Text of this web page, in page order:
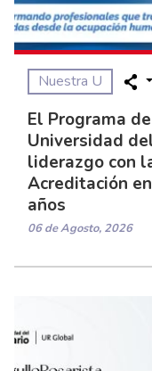
Nuestra U
El Programa
Universidad
liderazgo con
Acreditación
años
06 de Agosto, 2026